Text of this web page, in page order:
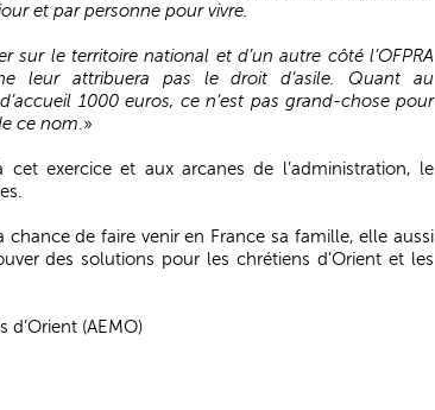
et par personne pour vivre.
le territoire national et d’un autre côté l’OFPRA
leur attribuera pas le droit d’asile. Quant au
1000 euros, ce n’est pas grand-chose pour
ce nom .»
cet exercice et aux arcanes de l’administration, le
de faire venir en France sa famille, elle aussi
des solutions pour les chrétiens d’Orient et les
d’Orient (AEMO)